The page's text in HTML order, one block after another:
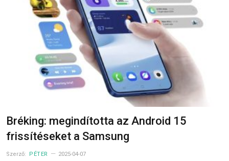
Bréking: megindította az Android 15
frissítéseket a Samsung
Szerző: PÉTER 2025-04-07